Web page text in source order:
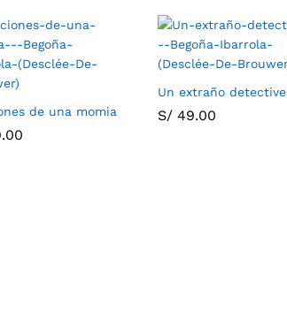
de una momia
Un extraño detective
S/49.00
S/49.00